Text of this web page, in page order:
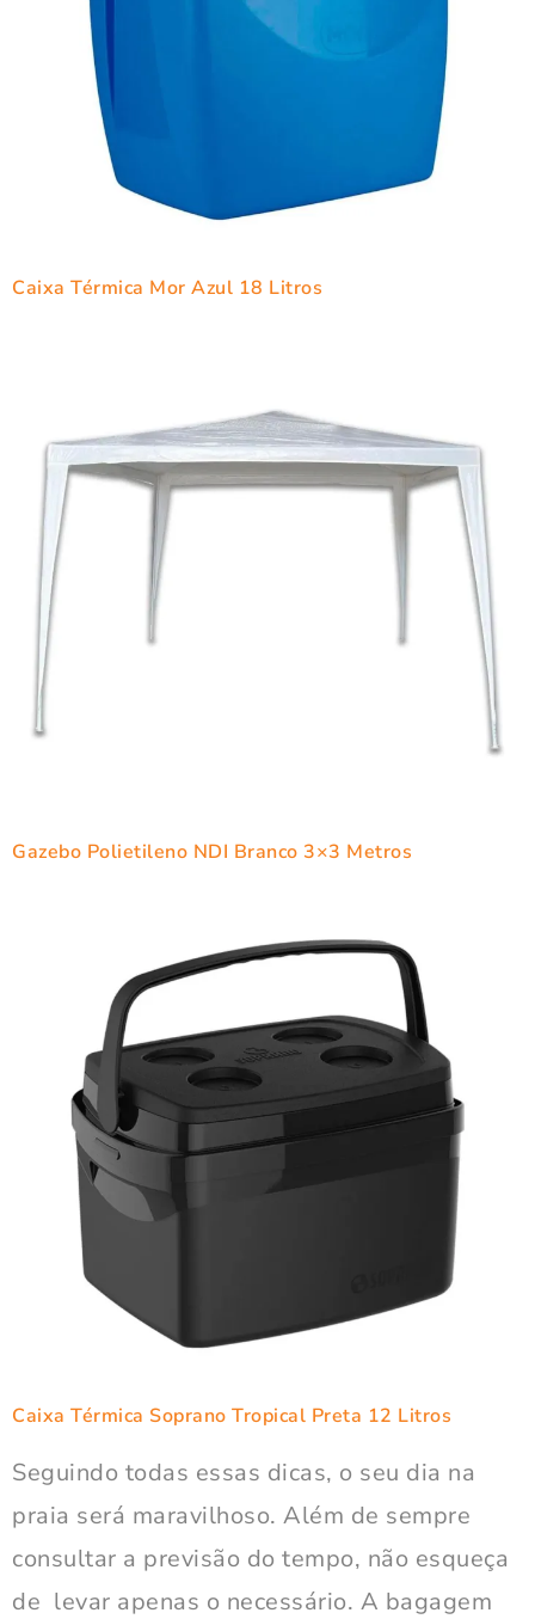
Caixa Térmica Mor Azul 18 Litros
Gazebo Polietileno NDI Branco 3×3 Metros
Caixa Térmica Soprano Tropical Preta 12 Litros
Seguindo todas essas dicas, o seu dia na
praia será maravilhoso. Além de sempre
consultar a previsão do tempo, não esqueça
de levar apenas o necessário. A bagagem